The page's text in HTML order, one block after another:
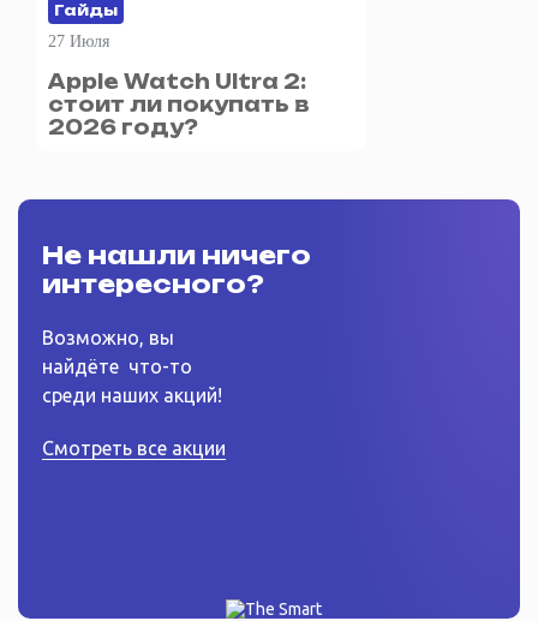
Гайды
27 Июля
Apple Watch Ultra 2:
стоит ли покупать в
2026 году?
Не нашли ничего
интересного?
Возможно, вы
найдёте что-то
среди наших акций!
Смотреть все акции